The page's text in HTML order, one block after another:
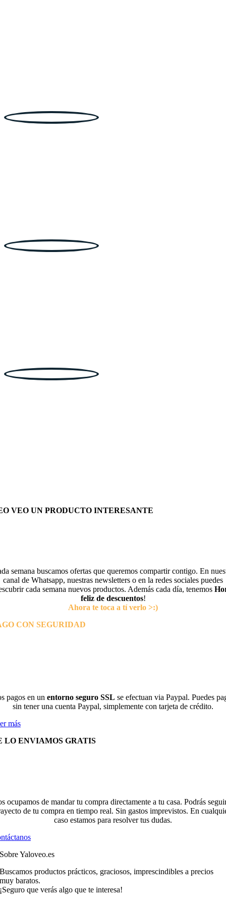
VEO UN PRODUCTO INTERESANTE
semana buscamos ofertas que queremos compartir contigo. En
canal de Whatsapp, nuestras newsletters o en la redes sociales puedes
cada semana nuevos productos. Además cada día, tenemos
feliz de descuentos!
Ahora te toca a tí verlo >:)
CON SEGURIDAD
pagos en un entorno seguro SSL se efectuan via Paypal. Puedes
sin tener una cuenta Paypal, simplemente con tarjeta de crédito.
más
LO ENVIAMOS GRATIS
ocupamos de mandar tu compra directamente a tu casa. Podrás
de tu compra en tiempo real. Sin gastos imprevistos. En
caso estamos para resolver tus dudas.
Sobre Yaloveo.es
Buscamos productos prácticos, graciosos, imprescindibles a precios
muy baratos.
¡Seguro que verás algo que te interesa!